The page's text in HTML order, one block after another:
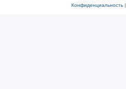
Конфиденциальность|